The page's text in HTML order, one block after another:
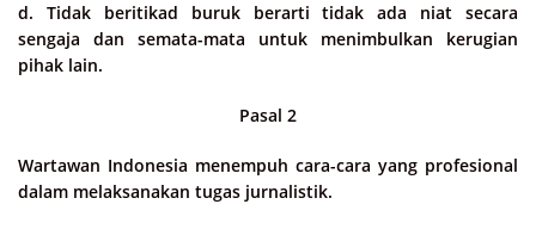
d. Tidak beritikad buruk berarti tidak ada niat secara
sengaja dan semata-mata untuk menimbulkan kerugian
pihak lain.
Pasal 2
Wartawan Indonesia menempuh cara-cara yang profesional
dalam melaksanakan tugas jurnalistik.